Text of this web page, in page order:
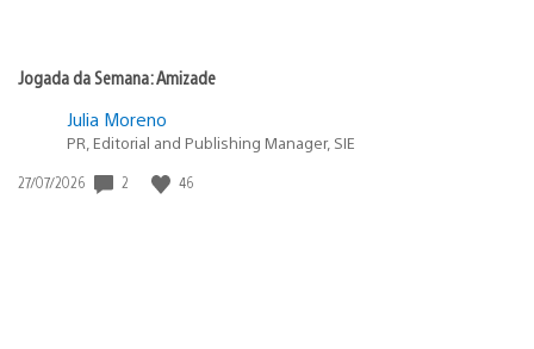
Jogada da Semana: Amizade
Julia Moreno
PR, Editorial and Publishing Manager, SIE
Data
27/07/2026 2 46